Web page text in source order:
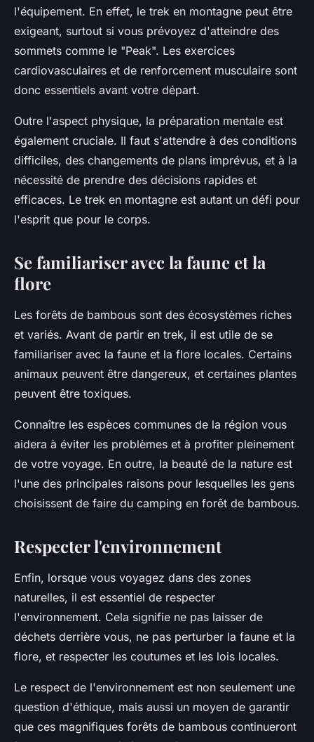
l'équipement. En effet, le trek en montagne peut être
exigeant, surtout si vous prévoyez d'atteindre des
sommets comme le "Peak". Les exercices
cardiovasculaires et de renforcement musculaire sont
donc essentiels avant votre départ.
Outre l'aspect physique, la préparation mentale est
également cruciale. Il faut s'attendre à des conditions
difficiles, des changements de plans imprévus, et à la
nécessité de prendre des décisions rapides et
efficaces. Le trek en montagne est autant un défi pour
l'esprit que pour le corps.
Se familiariser avec la faune et la
flore
Les forêts de bambous sont des écosystèmes riches
et variés. Avant de partir en trek, il est utile de se
familiariser avec la faune et la flore locales. Certains
animaux peuvent être dangereux, et certaines plantes
peuvent être toxiques.
Connaître les espèces communes de la région vous
aidera à éviter les problèmes et à profiter pleinement
de votre voyage. En outre, la beauté de la nature est
l'une des principales raisons pour lesquelles les gens
choisissent de faire du camping en forêt de bambous.
Respecter l'environnement
Enfin, lorsque vous voyagez dans des zones
naturelles, il est essentiel de respecter
l'environnement. Cela signifie ne pas laisser de
déchets derrière vous, ne pas perturber la faune et la
flore, et respecter les coutumes et les lois locales.
Le respect de l'environnement est non seulement une
question d'éthique, mais aussi un moyen de garantir
que ces magnifiques forêts de bambous continueront